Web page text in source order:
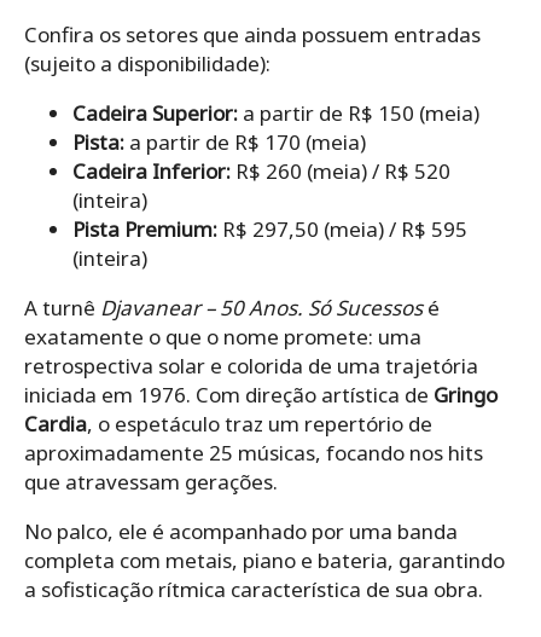
Confira os setores que ainda possuem entradas
(sujeito a disponibilidade):
Cadeira Superior: a partir de R$ 150 (meia)
Pista: a partir de R$ 170 (meia)
Cadeira Inferior: R$ 260 (meia) / R$ 520
(inteira)
Pista Premium: R$ 297,50 (meia) / R$ 595
(inteira)
A turnê Djavanear – 50 Anos. Só Sucessosé
exatamente o que o nome promete: uma
retrospectiva solar e colorida de uma trajetória
iniciada em 1976. Com direção artística de Gringo
Cardia, o espetáculo traz um repertório de
aproximadamente 25 músicas, focando nos hits
que atravessam gerações.
No palco, ele é acompanhado por uma banda
completa com metais, piano e bateria, garantindo
a sofisticação rítmica característica de sua obra.